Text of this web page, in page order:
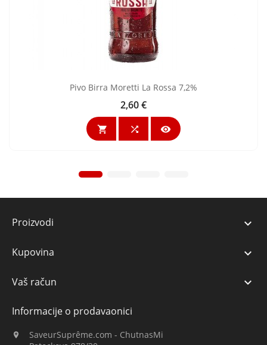
Pivo Birra Moretti La Rossa 7,2%
Cijena
2,60 €
  
Proizvodi 
Kupovina 
Vaš račun 
Informacije o prodavaonici

SaveurSuprême.com - ChutnasMi